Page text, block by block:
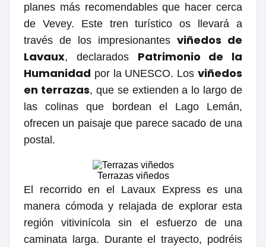
planes más recomendables que hacer cerca
de Vevey. Este tren turístico os llevará a
través de los impresionantes viñedos de
Lavaux, declarados Patrimonio de la
Humanidad por la UNESCO. Los viñedos
en terrazas, que se extienden a lo largo de
las colinas que bordean el Lago Lemán,
ofrecen un paisaje que parece sacado de una
postal.
Terrazas viñedos
El recorrido en el Lavaux Express es una
manera cómoda y relajada de explorar esta
región vitivinícola sin el esfuerzo de una
caminata larga. Durante el trayecto, podréis